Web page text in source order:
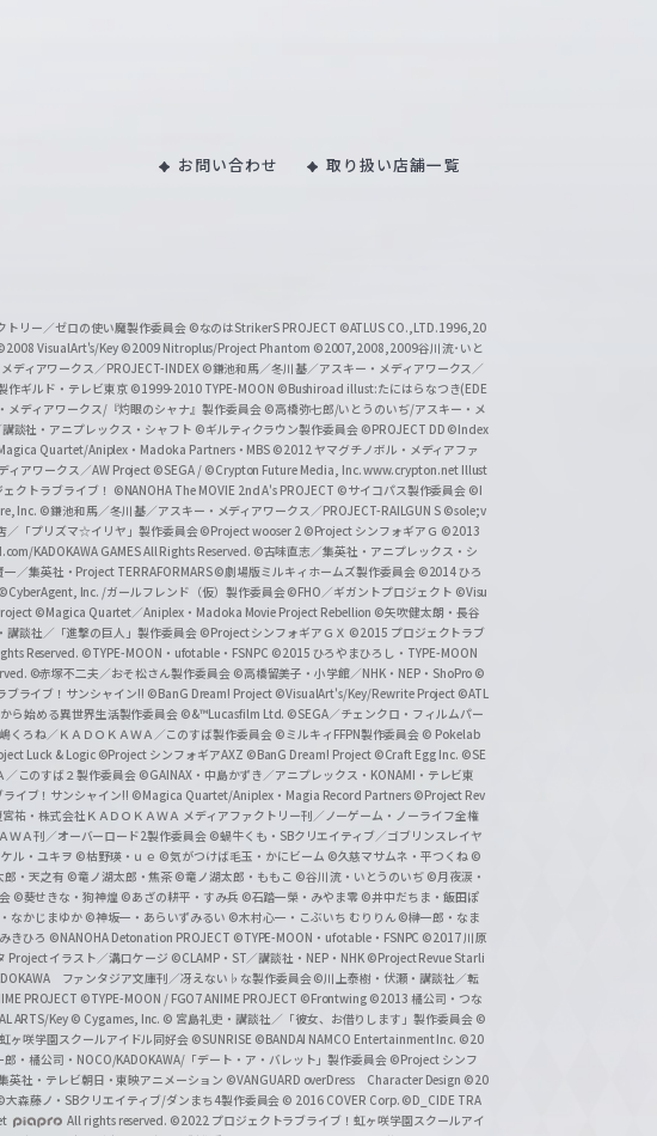
お問い合わせ 取り扱い店舗一覧
トリー／ゼロの使い魔製作委員会 ©なのはStrikerS PROJECT ©ATLUS CO.,LTD.1996,20
VisualArt's/Key ©2009 Nitroplus/Project Phantom ©2007,2008,2009谷川流･いと
ディアワークス／PROJECT-INDEX ©鎌池和馬／冬川基／アスキー・メディアワークス／
作ギルド・テレビ東京 ©1999-2010 TYPE-MOON ©Bushiroad illust:たにはらなつき(EDE
メディアワークス/『灼眼のシャナ』製作委員会 ©高橋弥七郎/いとうのいぢ/アスキー・メ
談社・アニプレックス・シャフト ©ギルティクラウン製作委員会 ©PROJECT DD ©Index
Quartet/Aniplex・Madoka Partners・MBS ©2012 ヤマグチノボル・メディアファ
ィアワークス／AW Project ©SEGA / ©Crypton Future Media, Inc. www.crypton.net Illust
クトラブライブ！ ©NANOHA The MOVIE 2nd A's PROJECT ©サイコパス製作委員会 ©I
Inc. ©鎌池和馬／冬川基／アスキー・メディアワークス／PROJECT-RAILGUN S ©sole;v
／「プリズマ☆イリヤ」製作委員会©Project wooser 2 ©Project シンフォギアＧ ©2013
KADOKAWA GAMES All Rights Reserved. ©古味直志／集英社・アニプレックス・シ
／集英社・Project TERRAFORMARS©劇場版ミルキィホームズ製作委員会 ©2014 ひろ
©CyberAgent, Inc. /ガールフレンド（仮）製作委員会©FHO／ギガントプロジェクト ©Visu
©Magica Quartet／Aniplex・Madoka Movie Project Rebellion ©矢吹健太朗・長谷
講談社／「進撃の巨人」製作委員会 ©Project シンフォギアＧＸ ©2015 プロジェクトラブ
Reserved. ©TYPE-MOON・ufotable・FSNPC ©2015 ひろやまひろし・TYPE-MOON
©赤塚不二夫／おそ松さん製作委員会 ©高橋留美子・小学館／NHK・NEP・ShoPro ©
ライブ！サンシャイン!! ©BanG Dream! Project ©VisualArt's/Key/Rewrite Project ©ATL
ら始める異世界生活製作委員会 ©&™Lucasfilm Ltd. ©SEGA／チェンクロ・フィルムパー
ろね／ＫＡＤＯＫＡＷＡ／このすば製作委員会 ©ミルキィFFPN製作委員会 © Pokelab
Luck & Logic ©Project シンフォギアAXZ ©BanG Dream! Project ©Craft Egg Inc. ©SE
このすば２製作委員会 ©GAINAX・中島かずき／アニプレックス・KONAMI・テレビ東
イブ！サンシャイン!! ©Magica Quartet/Aniplex・Magia Record Partners ©Project Rev
祐・株式会社ＫＡＤＯＫＡＷＡ メディアファクトリー刊／ノーゲーム・ノーライフ全権
ＷＡ刊／オーバーロード2製作委員会 ©蝸牛くも・SBクリエイティブ／ゴブリンスレイヤ
ル・ユキヲ ©枯野瑛・ｕｅ ©気がつけば毛玉・かにビーム ©久慈マサムネ・平つくね ©
・天之有 ©竜ノ湖太郎・焦茶 ©竜ノ湖太郎・ももこ ©谷川流・いとうのいぢ ©月夜涙・
©葵せきな・狗神煌 ©あざの耕平・すみ兵 ©石踏一榮・みやま零 ©井中だちま・飯田ぽ
なかじまゆか ©神坂一・あらいずみるい ©木村心一・こぶいち むりりん ©榊一郎・なま
きひろ ©NANOHA Detonation PROJECT ©TYPE-MOON・ufotable・FSNPC ©2017 川原
イラスト／溝口ケージ ©CLAMP・ST／講談社・NEP・NHK ©Project Revue Starli
ファンタジア文庫刊／冴えない♭な製作委員会©川上泰樹・伏瀬・講談社／転
PROJECT ©TYPE-MOON / FGO7 ANIME PROJECT ©Frontwing ©2013 橘公司・つな
ARTS/Key © Cygames, Inc. © 宮島礼吏・講談社／「彼女、お借りします」製作委員会 ©
ヶ咲学園スクールアイドル同好会 ©SUNRISE ©BANDAI NAMCO Entertainment Inc. ©20
・橘公司・NOCO/KADOKAWA/「デート・ア・バレット」製作委員会 ©Project シンフ
英社・テレビ朝日・東映アニメーション ©VANGUARD overDress Character Design ©20
大森藤ノ・SBクリエイティブ/ダンまち4製作委員会 © 2016 COVER Corp. ©D_CIDE TRA
All rights reserved. ©2022 プロジェクトラブライブ！虹ヶ咲学園スクールアイ